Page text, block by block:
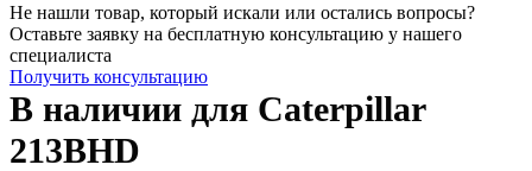
Не нашли товар, который искали или остались вопросы?
Оставьте заявку на бесплатную консультацию у нашего
специалиста
Получить консультацию
В наличии для Caterpillar
213BHD